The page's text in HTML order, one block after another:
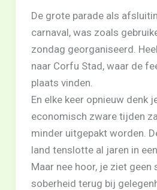
De grote parade als
carnaval, was zoals
zondag georganiseerd.
naar Corfu Stad, waar de
plaats vinden.
En elke keer opnieuw denk
economisch zware tijden
minder uitgepakt worden.
land tenslotte al jaren in
Maar nee hoor, je ziet geen
soberheid terug bij